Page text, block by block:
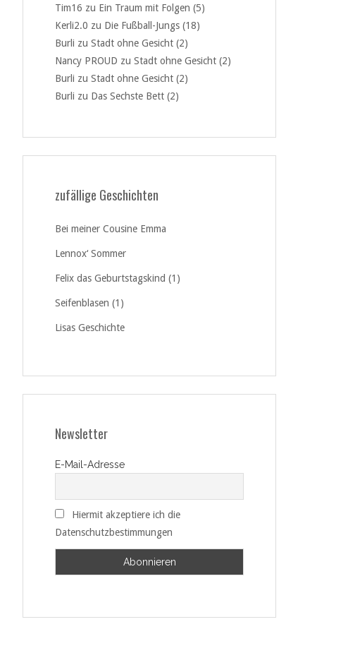
Tim16 zu Ein Traum mit Folgen (5)
Kerli2.0 zu Die Fußball-Jungs (18)
Burli zu Stadt ohne Gesicht (2)
Nancy PROUD zu Stadt ohne Gesicht (2)
Burli zu Stadt ohne Gesicht (2)
Burli zu Das Sechste Bett (2)
zufällige Geschichten
Bei meiner Cousine Emma
Lennox‘ Sommer
Felix das Geburtstagskind (1)
Seifenblasen (1)
Lisas Geschichte
Newsletter
E-Mail-Adresse
Hiermit akzeptiere ich die
Datenschutzbestimmungen